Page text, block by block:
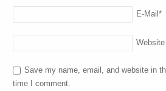
E-Mail*
Website
Save my name, email, and website in
time I comment.